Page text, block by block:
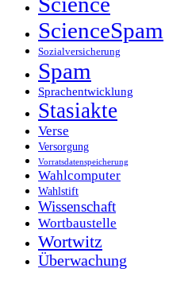
ScienceSpam
Sozialversicherung
Spam
Sprachentwicklung
Stasiakte
Verse
Versorgung
Vorratsdatenspeicherung
Wahlcomputer
Wahlstift
Wissenschaft
Wortbaustelle
Wortwitz
Überwachung